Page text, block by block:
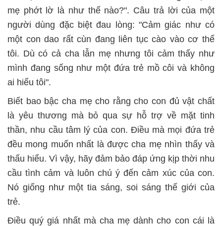
mẹ phớt lờ là như thế nào?". Câu trả lời của một
người dùng đặc biệt đau lòng: "Cảm giác như có
một con dao rất cùn đang liên tục cào vào cơ thể
tôi. Dù có cả cha lẫn mẹ nhưng tôi cảm thấy như
mình đang sống như một đứa trẻ mồ côi và không
ai hiểu tôi".
Biết bao bậc cha mẹ cho rằng cho con đủ vật chất
là yêu thương mà bỏ qua sự hỗ trợ về mặt tinh
thần, nhu cầu tâm lý của con. Điều mà mọi đứa trẻ
đều mong muốn nhất là được cha mẹ nhìn thấy và
thấu hiểu. Vì vậy, hãy đảm bảo đáp ứng kịp thời nhu
cầu tình cảm và luôn chú ý đến cảm xúc của con.
Nó giống như một tia sáng, soi sáng thế giới của
trẻ.
Điều quý giá nhất mà cha mẹ dành cho con cái là